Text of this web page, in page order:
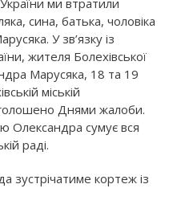
ми втратили
сина, батька, чоловіка
У зв’язку із
жителя Болехівської
Марусяка, 18 та 19
міській
Днями жалоби.
Олександра сумує вся
раді.
зустрічатиме кортеж із